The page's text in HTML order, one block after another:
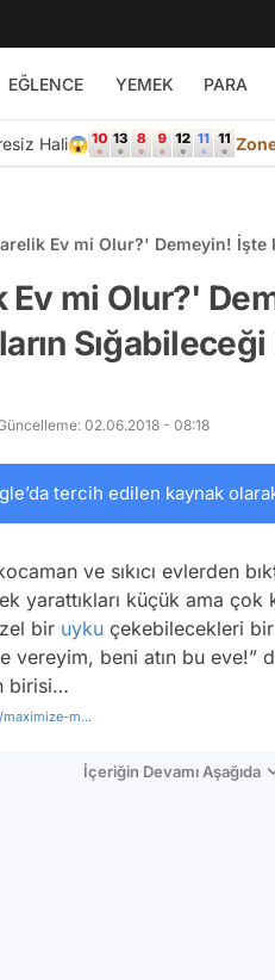
EĞLENCE YEMEK PARA
Hali😱
Ev mi Olur?' Demeyin! İşte
mi Olur?'
02.06.2018 - 08:18
tercih edilen kaynak
ve sıkıcı evlerden
yarattıkları küçük ama
bir uyku çekebilecekleri
vereyim, beni atın bu
birisi…
m...
İçeriğin Devamı Aşağıda